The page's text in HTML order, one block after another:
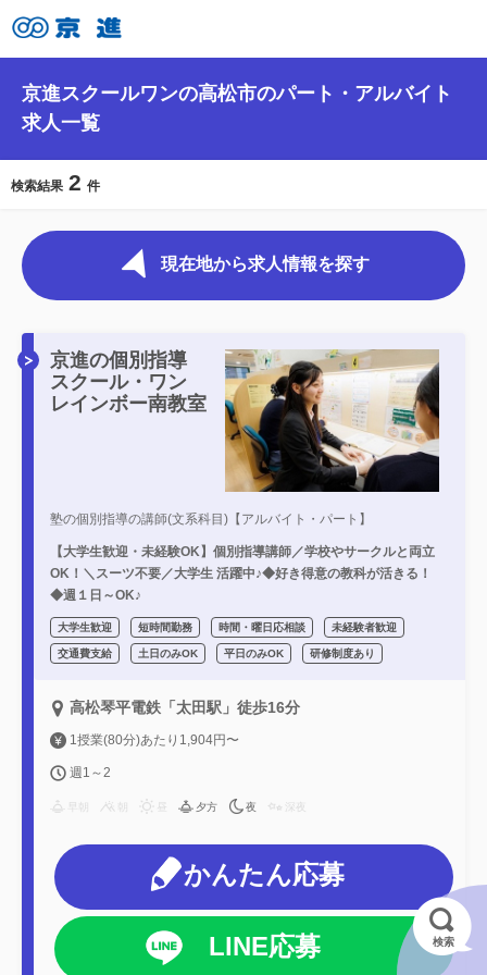
京進スクールワンの高松市のパート・アルバイト
求人一覧
検索結果 2 件
現在地から求人情報を探す
京進の個別指導
スクール・ワン
レインボー南教室
塾の個別指導の講師(文系科目)【アルバイト・パート】
【大学生歓迎・未経験OK】個別指導講師／学校やサークルと両立
OK！＼スーツ不要／大学生 活躍中♪◆好き得意の教科が活きる！
◆週１日～OK♪
大学生歓迎 短時間勤務 時間・曜日応相談 未経験者歓迎
交通費支給 土日のみOK 平日のみOK 研修制度あり
高松琴平電鉄「太田駅」徒歩16分
1授業(80分)あたり1,904円〜
週1～2
早朝 夕方 夜 深夜
かんたん応募
LINE応募 検索